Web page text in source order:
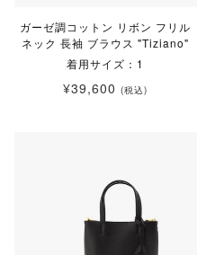
ガーゼ調コットン リボン フリル
ネック 長袖 ブラウス "Tiziano"
着用サイズ：1
¥39,600 (税込)